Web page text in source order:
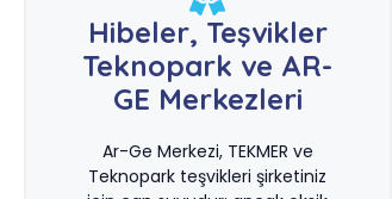
Hibeler, Teşvikler
Teknopark ve AR-
GE Merkezleri
Ar-Ge Merkezi, TEKMER ve
Teknopark teşvikleri şirketiniz